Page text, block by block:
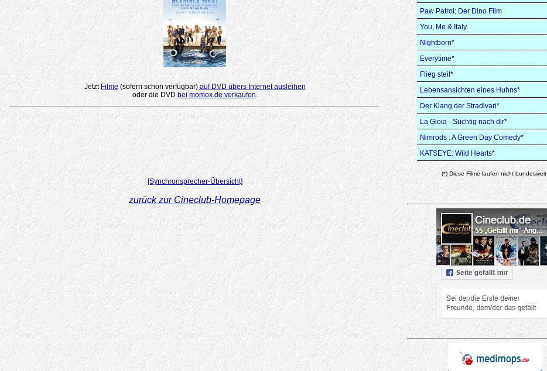
Jetzt Filme(sofern schon verfügbar) auf DVD übers Internet ausleihen
oder die DVD bei momox.de verkaufen.
[Synchronsprecher-Übersicht]
zurück zur Cineclub-Homepage
Paw Patrol: Der Dino Film
You, Me & Italy
Nightborn*
Everytime*
Flieg steil *
Lebensansichten eines Huhns*
Der Klang der Stradivari*
La Gioia - Süchtig nach dir*
Nimrods : A Green Day Comedy*
KATSEYE: Wild Hearts*
(*) Diese Filme laufen nicht bundesweit.